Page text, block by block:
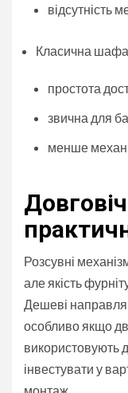
відсутність
Класична
простота
звична для
менше
Розсувні
але якість
Дешеві
особливо якщо
використовують
інвестувати у
монтаж.